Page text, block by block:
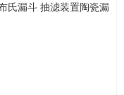
瓷漏斗